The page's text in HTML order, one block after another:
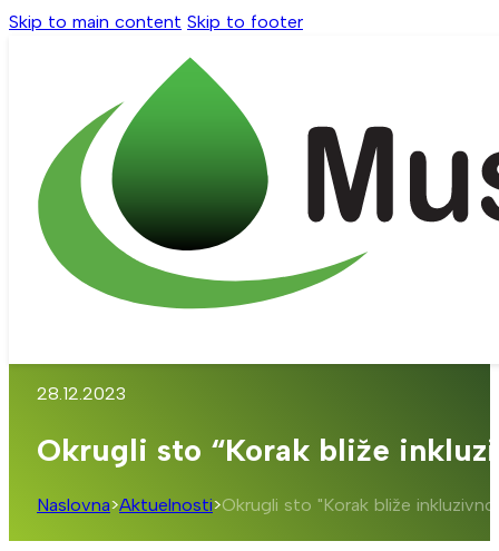
Skip to main content Skip to footer
28.12.2023
Okrugli sto “Korak bliže
Naslovna>Aktuelnosti>Okrugli sto "Korak bliže